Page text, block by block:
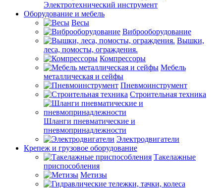
Электротехнический инструмент
Оборудование и мебель
Весы
Виброоборудование
Вышки,
леса, помосты, ограждения.
Компрессоры
Мебель
металлическая и сейфы
Пневмоинструмент
Строительная техника
Шланги пневматические и
пневмопринадлежности
Электродвигатели
Крепеж и грузовое оборудование
Такелажные
приспособления
Метизы